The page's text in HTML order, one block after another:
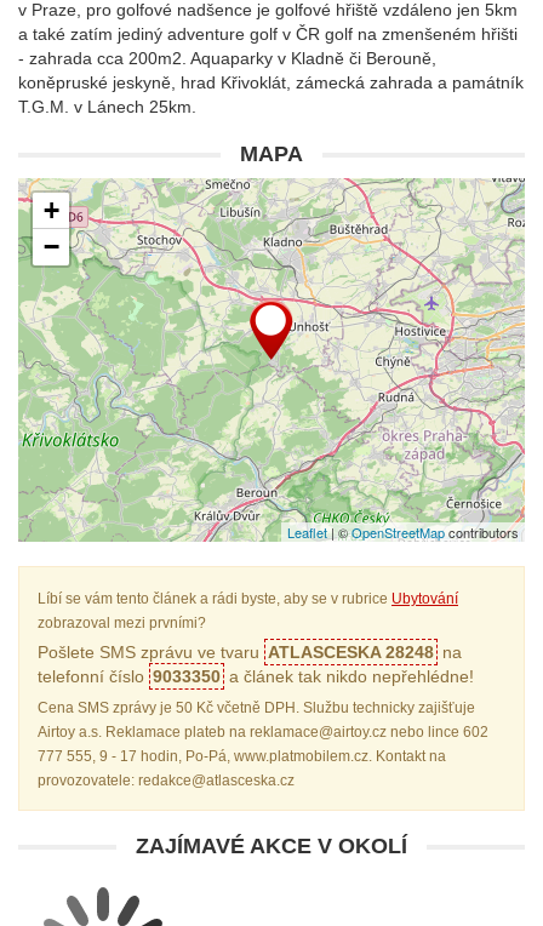
v Praze, pro golfové nadšence je golfové hřiště vzdáleno jen 5km
a také zatím jediný adventure golf v ČR golf na zmenšeném hřišti
- zahrada cca 200m2. Aquaparky v Kladně či Berouně,
koněpruské jeskyně, hrad Křivoklát, zámecká zahrada a památník
T.G.M. v Lánech 25km.
MAPA
+
−
Leaflet| ©OpenStreetMapcontributors
Líbí se vám tento článek a rádi byste, aby se v rubrice Ubytování
zobrazoval mezi prvními?
Pošlete SMS zprávu ve tvaru ATLASCESKA 28248 na
telefonní číslo 9033350 a článek tak nikdo nepřehlédne!
Cena SMS zprávy je 50 Kč včetně DPH. Službu technicky zajišťuje
Airtoy a.s. Reklamace plateb na reklamace@airtoy.cz nebo lince 602
777 555, 9 - 17 hodin, Po-Pá, www.platmobilem.cz. Kontakt na
provozovatele: redakce@atlasceska.cz
ZAJÍMAVÉ AKCE V OKOLÍ